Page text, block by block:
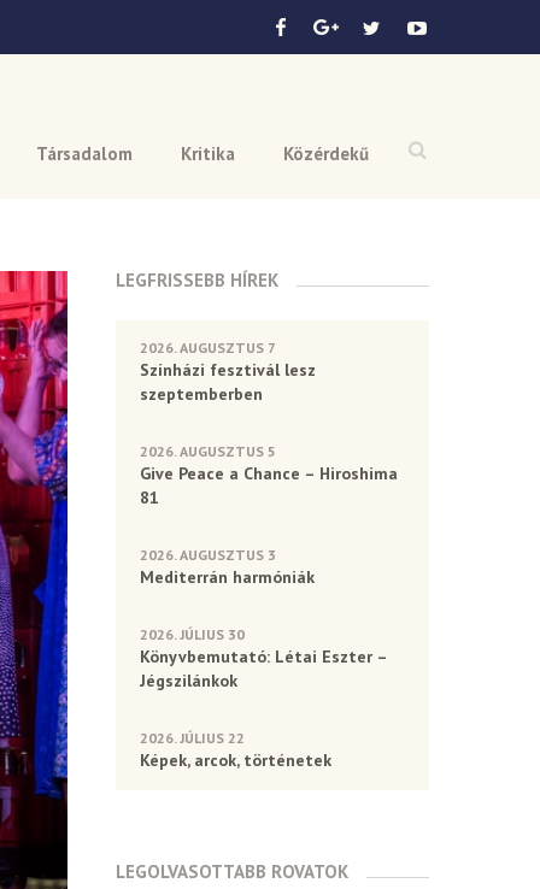
Társadalom Kritika Közérdekű
LEGFRISSEBB HÍREK
2026. AUGUSZTUS 7
Színházi fesztivál lesz
szeptemberben
2026. AUGUSZTUS 5
Give Peace a Chance – Hiroshima
81
2026. AUGUSZTUS 3
Mediterrán harmóniák
2026. JÚLIUS 30
Könyvbemutató: Létai Eszter –
Jégszilánkok
2026. JÚLIUS 22
Képek, arcok, történetek
LEGOLVASOTTABB ROVATOK